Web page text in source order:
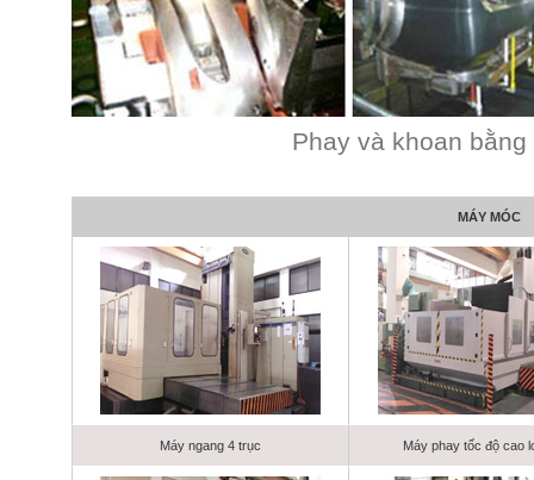
Phay và khoan
MÁY MÓC
Máy ngang 4 trục Máy phay tốc độ cao